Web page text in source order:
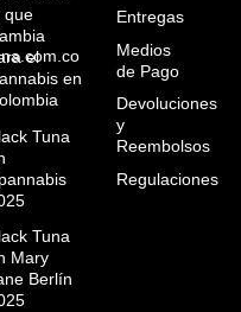
que
el
en
Tuna
Tuna
Mary
Berlín
Entregas
Medios
de Pago
Devoluciones
y
Reembolsos
Regulaciones